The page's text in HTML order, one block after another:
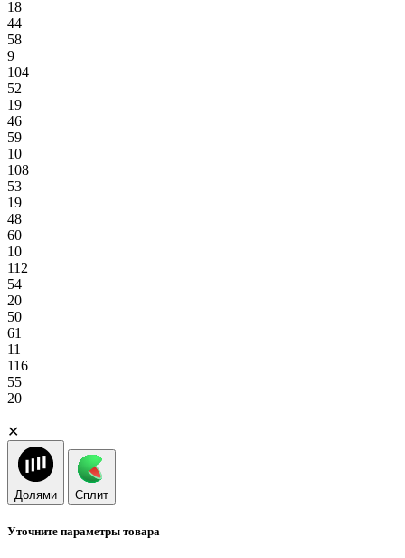
18
44
58
9
104
52
19
46
59
10
108
53
19
48
60
10
112
54
20
50
61
11
116
55
20
✕
Долями Сплит
Уточните параметры товара